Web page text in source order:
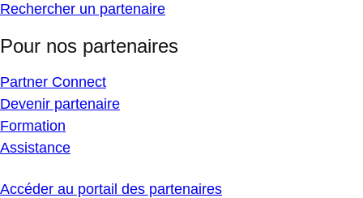
Rechercher un partenaire
Pour nos partenaires
Partner Connect
Devenir partenaire
Formation
Assistance
Accéder au portail des partenaires